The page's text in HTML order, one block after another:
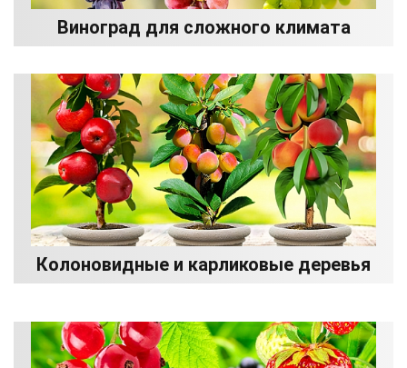
Виноград для сложного климата
Колоновидные и карликовые деревья